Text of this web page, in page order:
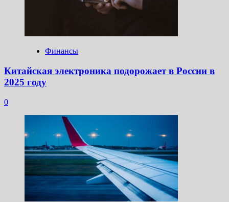
Финансы
Китайская электроника подорожает в России в
2025 году
0